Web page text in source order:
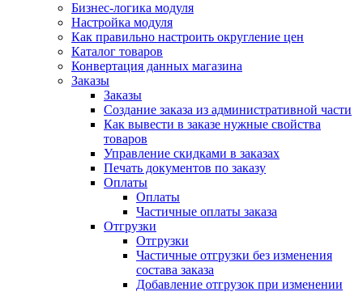
Бизнес-логика модуля
Настройка модуля
Как правильно настроить округление цен
Каталог товаров
Конвертация данных магазина
Заказы
Заказы
Создание заказа из административной части
Как вывести в заказе нужные свойства
товаров
Управление скидками в заказах
Печать документов по заказу
Оплаты
Оплаты
Частичные оплаты заказа
Отгрузки
Отгрузки
Частичные отгрузки без изменения
состава заказа
Добавление отгрузок при изменении